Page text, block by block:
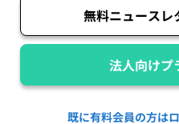
無料ニュースレ
法人向けプ
既に有料会員の方は